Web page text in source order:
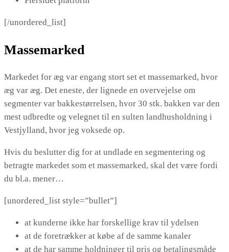
[/unordered_list]
Massemarked
Markedet for æg var engang stort set et massemarked, hvor
æg var æg. Det eneste, der lignede en overvejelse om
segmenter var bakkestørrelsen, hvor 30 stk. bakken var den
mest udbredte og velegnet til en sulten landhusholdning i
Vestjylland, hvor jeg voksede op.
Hvis du beslutter dig for at undlade en segmentering og
betragte markedet som et massemarked, skal det være fordi
du bl.a. mener…
[unordered_list style=”bullet”]
at kunderne ikke har forskellige krav til ydelsen
at de foretrækker at købe af de samme kanaler
at de har samme holdninger til pris og betalingsmåde